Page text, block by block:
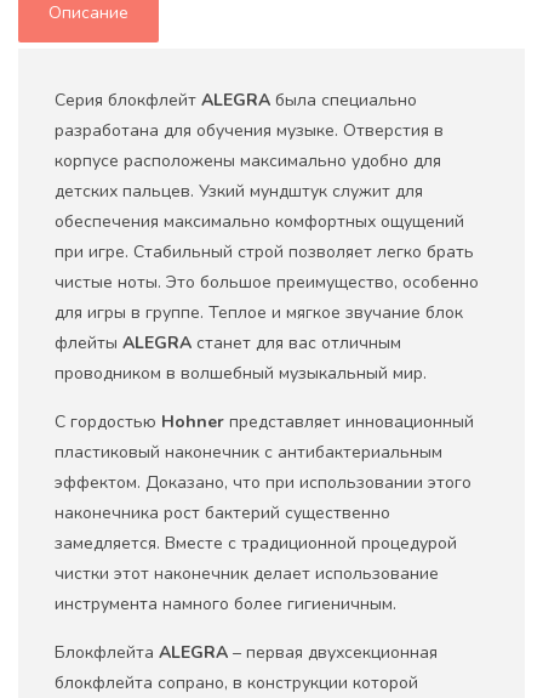
Описание
Серия блокфлейт ALEGRA была специально
разработана для обучения музыке. Отверстия в
корпусе расположены максимально удобно для
детских пальцев. Узкий мундштук служит для
обеспечения максимально комфортных ощущений
при игре. Стабильный строй позволяет легко брать
чистые ноты. Это большое преимущество, особенно
для игры в группе. Теплое и мягкое звучание блок
флейты ALEGRA станет для вас отличным
проводником в волшебный музыкальный мир.
С гордостью Hohner представляет инновационный
пластиковый наконечник с антибактериальным
эффектом. Доказано, что при использовании этого
наконечника рост бактерий существенно
замедляется. Вместе с традиционной процедурой
чистки этот наконечник делает использование
инструмента намного более гигиеничным.
Блокфлейта ALEGRA – первая двухсекционная
блокфлейта сопрано, в конструкции которой